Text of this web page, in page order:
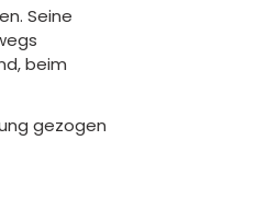
Seine
beim
gezogen